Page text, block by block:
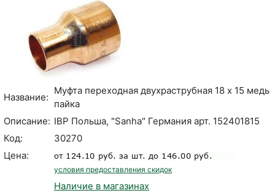
Название:
Муфта переходная двухраструбная 18 х 15 медь
пайка
Описание: IBP Польша, "Sanha" Германия арт. 152401815
Код:
30270
Цена:
условия предоставления скидок
Наличие в магазинах